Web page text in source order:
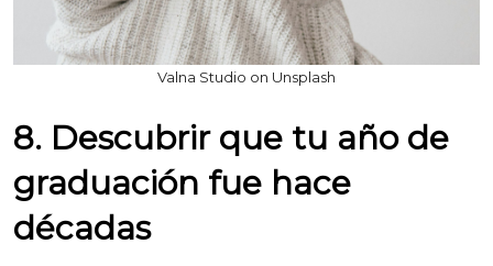
Valna Studio on Unsplash
8. Descubrir que tu año de
graduación fue hace
décadas